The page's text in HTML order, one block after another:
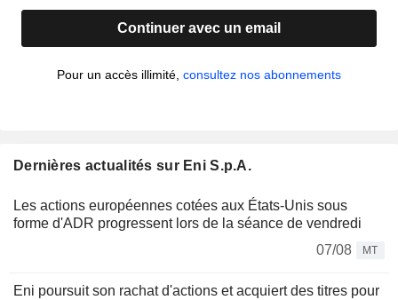
Continuer avec un email
Pour un accès illimité, consultez nos abonnements
Dernières actualités sur Eni S.p.A.
Les actions européennes cotées aux États-Unis sous
forme d'ADR progressent lors de la séance de vendredi
07/08
MT
Eni poursuit son rachat d'actions et acquiert des titres pour